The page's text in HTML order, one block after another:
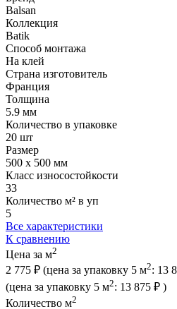
Balsan
Коллекция
Batik
Способ монтажа
На клей
Страна изготовитель
Франция
Толщина
5.9 мм
Количество в упаковке
20 шт
Размер
500 x 500 мм
Класс износостойкости
33
Количество м² в уп
5
Все характеристики
К сравнению
Цена за м2
2 775 ₽ (цена за упаковку 5 м2: 13
(цена за упаковку 5 м2: 13 875 ₽ )
Количество м2